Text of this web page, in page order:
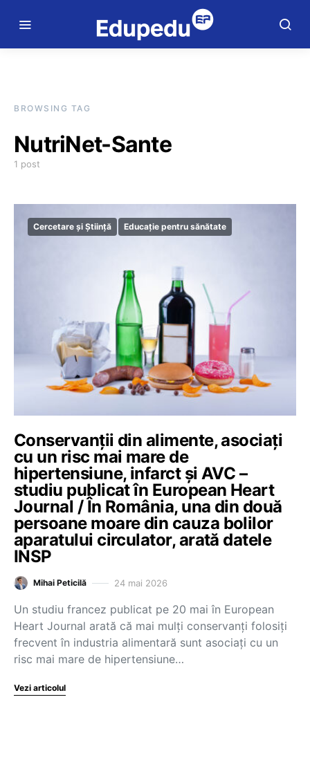
BROWSING TAG
NutriNet-Sante
1 post
Cercetare și Știință Educație pentru sănătate
Conservanții din alimente, asociați
cu un risc mai mare de
hipertensiune, infarct și AVC –
studiu publicat în European Heart
Journal / În România, una din două
persoane moare din cauza bolilor
aparatului circulator, arată datele
INSP
Mihai Peticilă 24 mai 2026
Un studiu francez publicat pe 20 mai în European
Heart Journal arată că mai mulți conservanți folosiți
frecvent în industria alimentară sunt asociați cu un
risc mai mare de hipertensiune…
Vezi articolul